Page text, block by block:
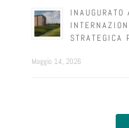
STRATEGICA
Maggio 14, 2026